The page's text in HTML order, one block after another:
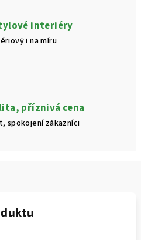
interiéry
i na míru
příznivá cena
spokojení zákazníci